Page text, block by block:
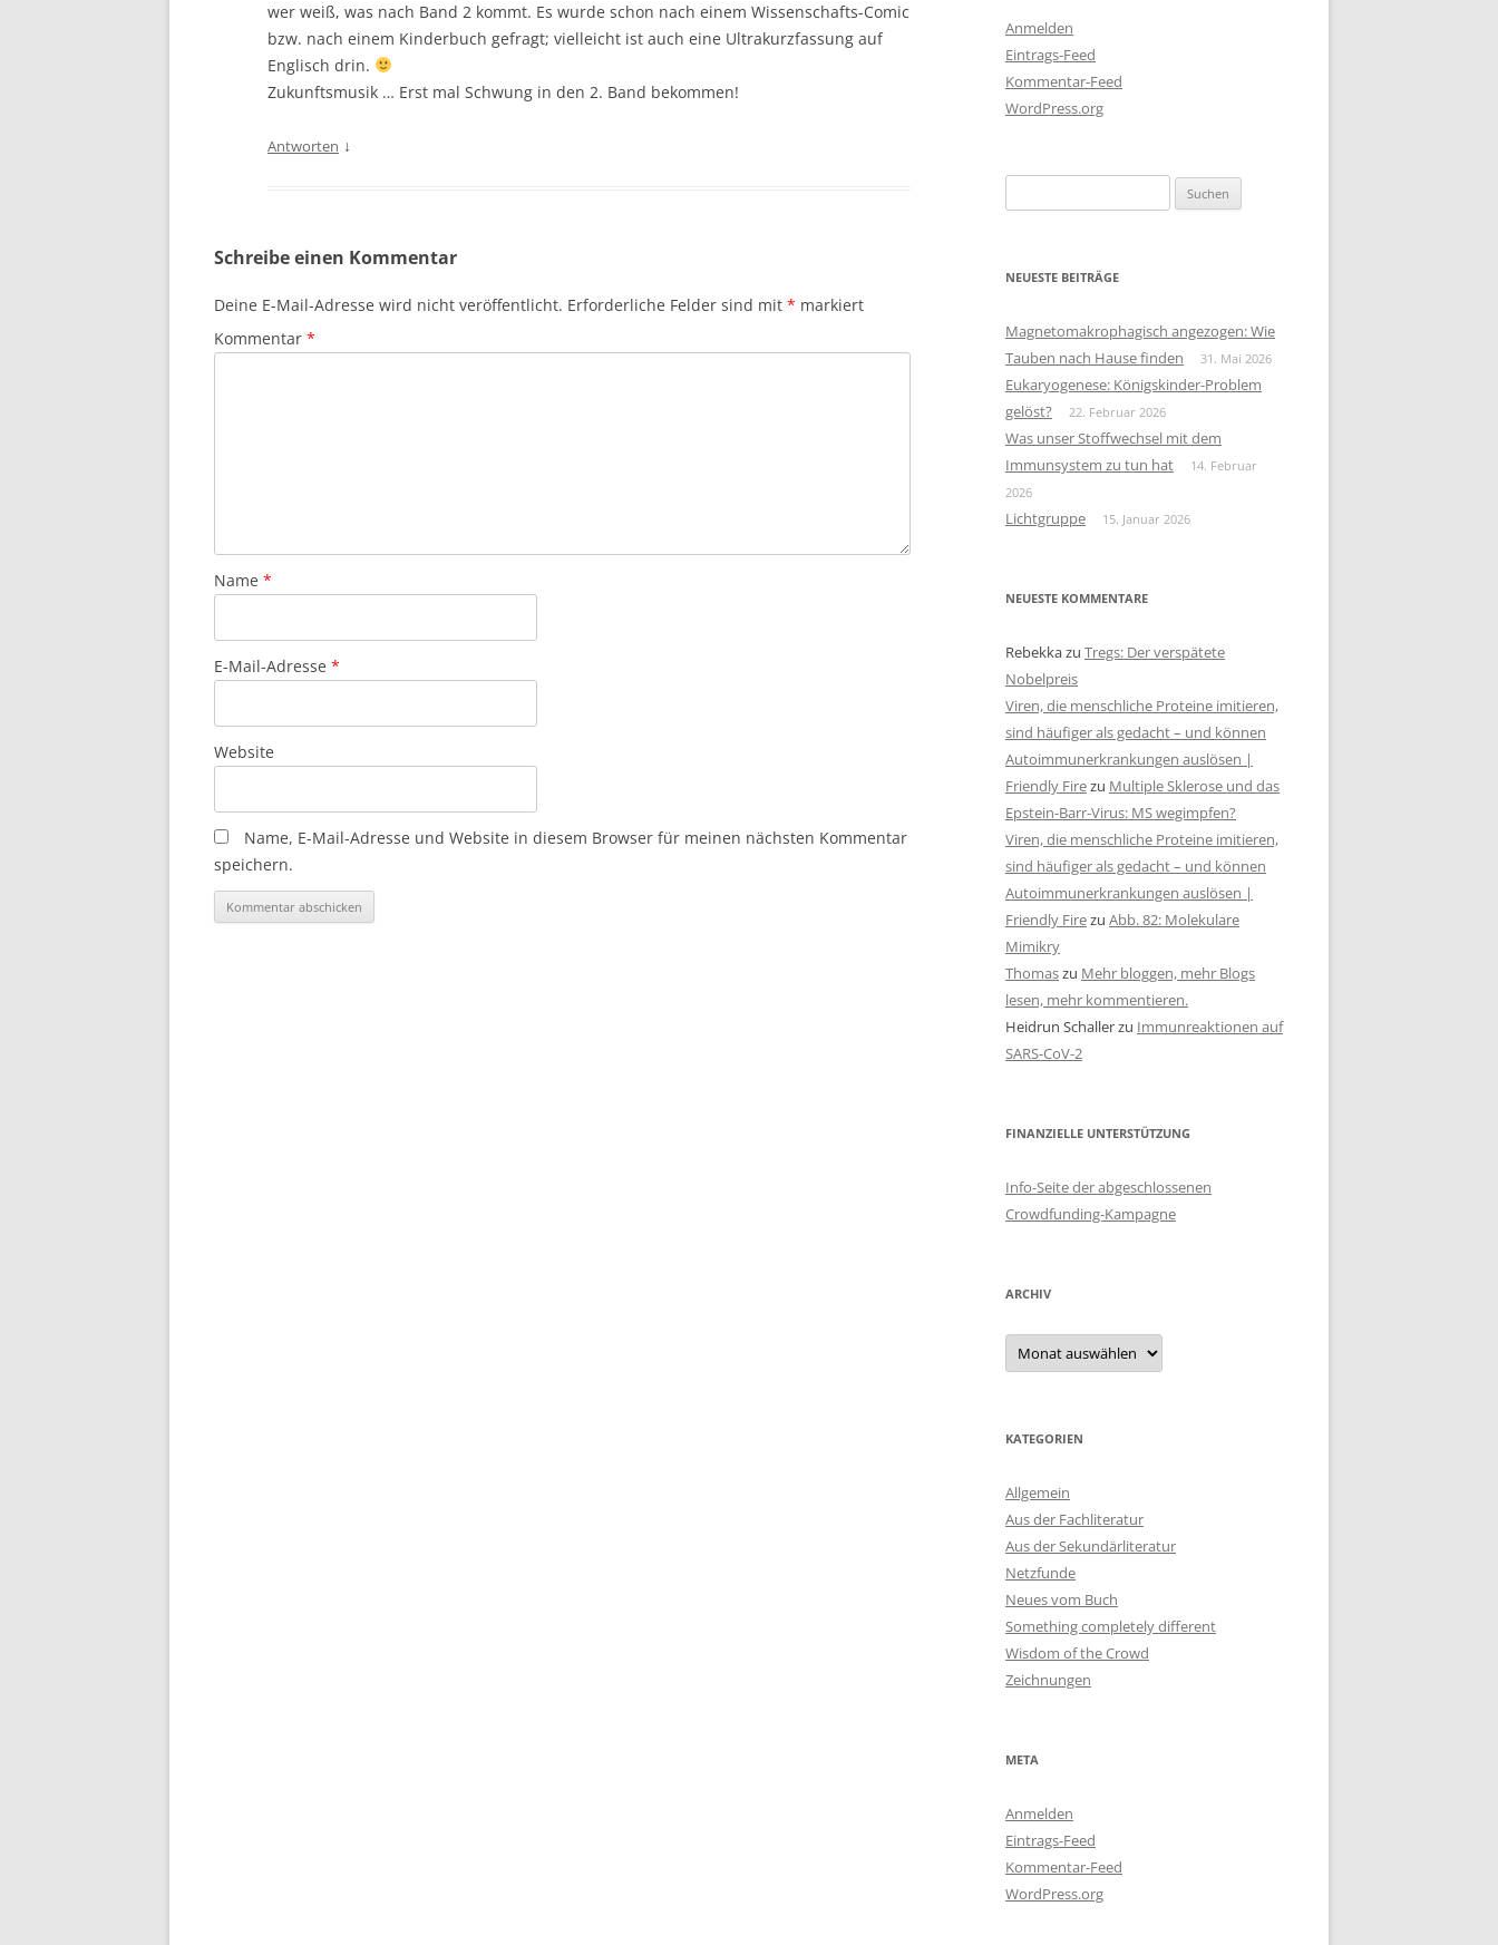
wer weiß, was nach Band 2 kommt. Es wurde schon nach einem Wissenschafts-Comic
bzw. nach einem Kinderbuch gefragt; vielleicht ist auch eine Ultrakurzfassung auf
Englisch drin.
Zukunftsmusik … Erst mal Schwung in den 2. Band bekommen!
Antworten ↓
Schreibe einen Kommentar
Deine E-Mail-Adresse wird nicht veröffentlicht. Erforderliche Felder sind mit * markiert
Kommentar *
Name *
E-Mail-Adresse *
Website
Name, E-Mail-Adresse und Website in diesem Browser für meinen nächsten Kommentar
speichern.
Anmelden
Eintrags-Feed
Kommentar-Feed
WordPress.org
nach:
NEUESTE BEITRÄGE
Magnetomakrophagisch angezogen: Wie
Tauben nach Hause finden
31. Mai 2026
Eukaryogenese: Königskinder-Problem
gelöst?
22. Februar 2026
Was unser Stoffwechsel mit dem
Immunsystem zu tun hat
14. Februar
2026
Lichtgruppe 15. Januar 2026
NEUESTE KOMMENTARE
Rebekkazu Tregs: Der verspätete
Nobelpreis
Viren, die menschliche Proteine imitieren,
sind häufiger als gedacht – und können
Autoimmunerkrankungen auslösen |
Friendly Firezu Multiple Sklerose und das
Epstein-Barr-Virus: MS wegimpfen?
Viren, die menschliche Proteine imitieren,
sind häufiger als gedacht – und können
Autoimmunerkrankungen auslösen |
Friendly Firezu Abb. 82: Molekulare
Mimikry
Thomaszu Mehr bloggen, mehr Blogs
lesen, mehr kommentieren.
Heidrun Schallerzu Immunreaktionen auf
SARS-CoV-2
FINANZIELLE UNTERSTÜTZUNG
Info-Seite der abgeschlossenen
Crowdfunding-Kampagne
ARCHIV
Archiv
KATEGORIEN
Allgemein
Aus der Fachliteratur
Aus der Sekundärliteratur
Netzfunde
Neues vom Buch
Something completely different
Wisdom of the Crowd
Zeichnungen
META
Anmelden
Eintrags-Feed
Kommentar-Feed
WordPress.org